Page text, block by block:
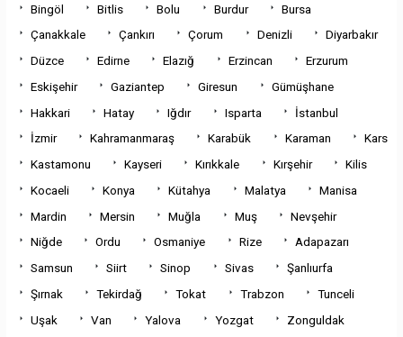
Bingöl
Bitlis Bolu Burdur
Bursa
Çanakkale
Çankırı Çorum Denizli
Diyarbakır
Düzce
Edirne Elazığ Erzincan
Erzurum
Eskişehir
Gaziantep Giresun
Gümüşhane
Hakkari
Hatay Iğdır Isparta
İstanbul
İzmir
Kahramanmaraş Karabük Karaman
Kars
Kastamonu
Kayseri Kırıkkale Kırşehir
Kilis
Kocaeli
Konya Kütahya Malatya
Manisa
Mardin
Mersin Muğla Muş
Nevşehir
Niğde
Ordu Osmaniye Rize
Adapazarı
Samsun
Siirt Sinop Sivas
Şanlıurfa
Şırnak
Tekirdağ Tokat Trabzon
Tunceli
Uşak
Van Yalova Yozgat Zonguldak